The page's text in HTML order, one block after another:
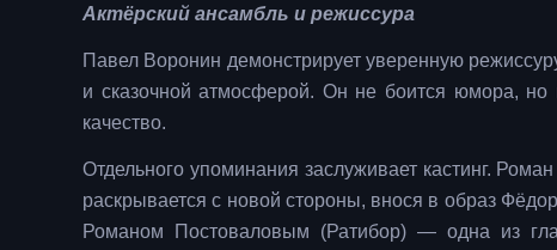
Актёрский ансамбль и режиссура
Павел Воронин демонстрирует уверенную
и сказочной атмосферой. Он не боится юмора,
качество.
Отдельного упоминания заслуживает кастинг.
раскрывается с новой стороны, внося в образ
Романом Постоваловым (Ратибор) — одна из